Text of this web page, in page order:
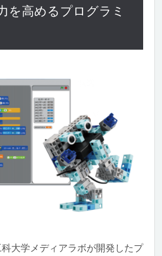
を高めるプログラミ
大学メディアラボが開発したプ